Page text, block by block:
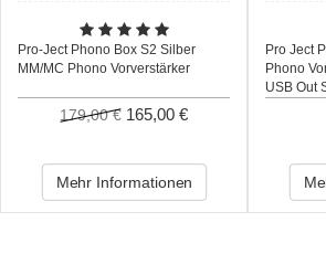
Pro-Ject Phono Box S2 Silber
MM/MC Phono Vorverstärker
179,00 € 165,00 €
Mehr Informationen
Pro Ject
Phono
USB Out